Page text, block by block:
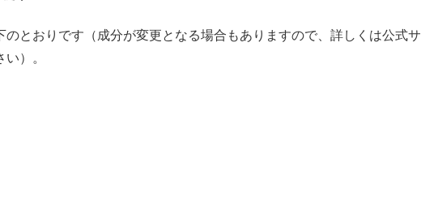
とおりです（成分が変更となる場合もありますので、詳しくは公式サ
）。